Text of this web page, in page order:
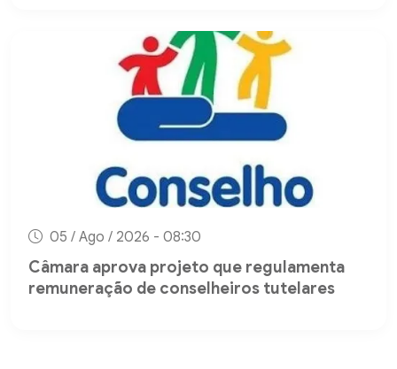
05 / Ago / 2026 - 08:30
Câmara aprova projeto que regulamenta
remuneração de conselheiros tutelares